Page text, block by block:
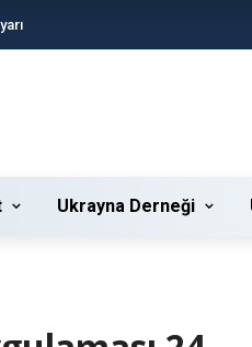
Ukrayna Derneği